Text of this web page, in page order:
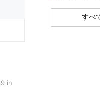
43 in, カラー: ブラック, サイズ:
in
すべ